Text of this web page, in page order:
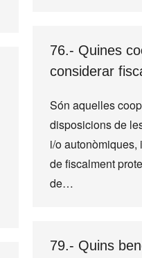
76.- Quines
considerar
Són aquelles
disposicions de
i/o
de fiscalment
de…
79.- Quins